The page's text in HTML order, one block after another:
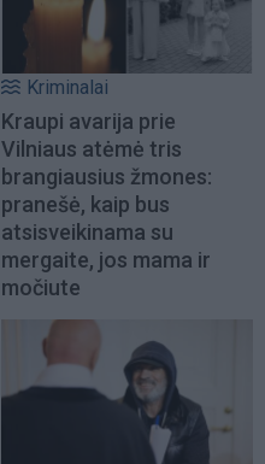
Kriminalai
Kraupi avarija prie
Vilniaus atėmė tris
brangiausius žmones:
pranešė, kaip bus
atsisveikinama su
mergaite, jos mama ir
močiute